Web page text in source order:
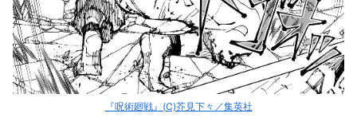
『呪術廻戦』(C)芥見下々／集英社